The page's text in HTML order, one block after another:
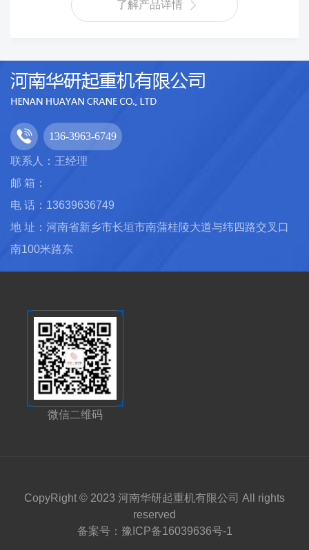
了解产品详情
136-3963-6749
联系人：王经理
邮 箱：
电 话：13639636749
地 址：河南省新乡市长垣市南蒲桂陵大道与纬四路交叉口
南100米路东
微信二维码
CopyRight © 2023 河南华研起重机有限公司 All rights
reserved
备案号： 豫ICP备16039636号-1